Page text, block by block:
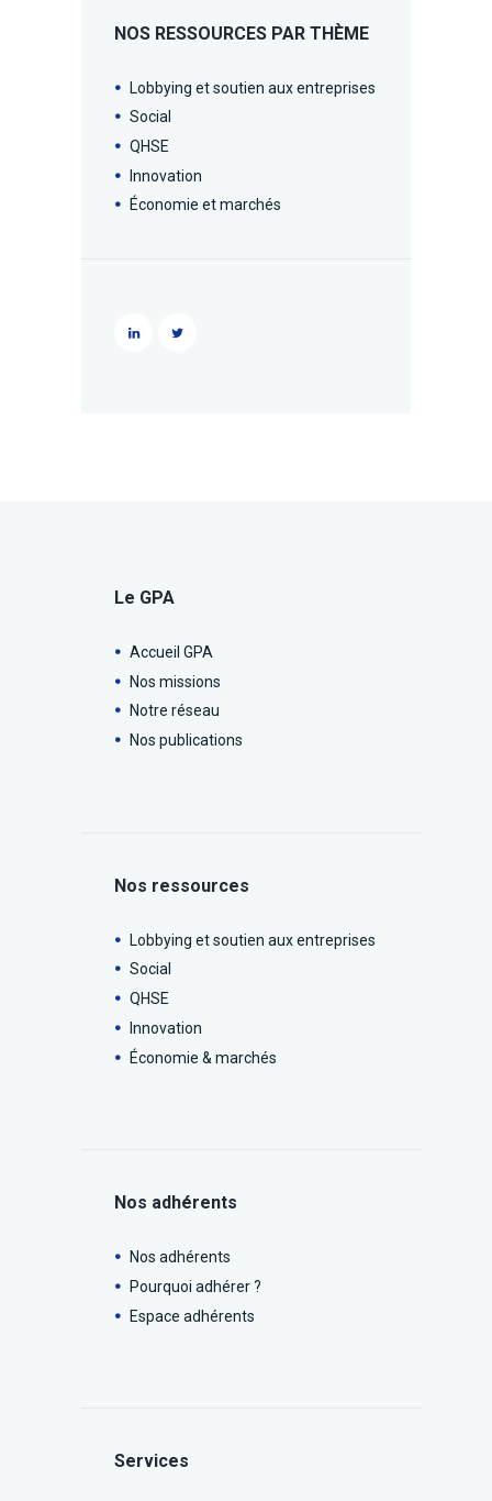
NOS RESSOURCES PAR THÈME
Lobbying et soutien aux entreprises
Social
QHSE
Innovation
Économie et marchés
Le GPA
Accueil GPA
Nos missions
Notre réseau
Nos publications
Nos ressources
Lobbying et soutien aux entreprises
Social
QHSE
Innovation
Économie & marchés
Nos adhérents
Nos adhérents
Pourquoi adhérer ?
Espace adhérents
Services